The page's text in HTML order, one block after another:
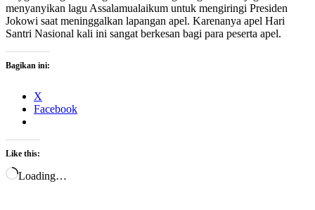
menyanyikan lagu Assalamualaikum untuk mengiringi Presiden
Jokowi saat meninggalkan lapangan apel. Karenanya apel Hari
Santri Nasional kali ini sangat berkesan bagi para peserta apel.
Bagikan ini:
X
Facebook
Like this:
Loading…